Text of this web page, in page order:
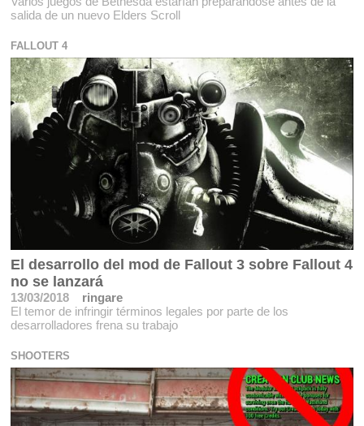
salida de un nuevo Elders Scroll
FALLOUT 4
El desarrollo del mod de Fallout 3 sobre Fallout 4
no se lanzará
13/03/2018
ringare
El temor de infringir términos legales por parte de los
desarrolladores frena su trabajo
SHOOTERS